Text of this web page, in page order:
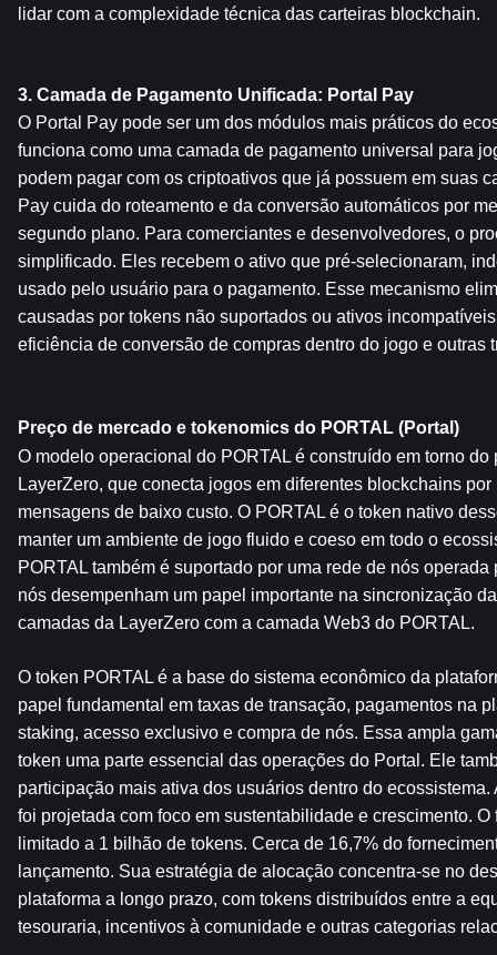
lidar com a complexidade técnica das carteiras blockchain.
3. Camada de Pagamento Unificada: Portal Pay
O Portal Pay pode ser um dos módulos mais práticos do
funciona como uma camada de pagamento universal para
podem pagar com os criptoativos que já possuem em suas
Pay cuida do roteamento e da conversão automáticos por
segundo plano. Para comerciantes e desenvolvedores, o
simplificado. Eles recebem o ativo que pré-selecionaram,
usado pelo usuário para o pagamento. Esse mecanismo
causadas por tokens não suportados ou ativos
eficiência de conversão de compras dentro do jogo e outras
Preço de mercado e tokenomics do PORTAL (Portal)
O modelo operacional do PORTAL é construído em torno
LayerZero, que conecta jogos em diferentes blockchains
mensagens de baixo custo. O PORTAL é o token nativo
manter um ambiente de jogo fluido e coeso em todo o
PORTAL também é suportado por uma rede de nós
nós desempenham um papel importante na sincronização
camadas da LayerZero com a camada Web3 do PORTAL.
O token PORTAL é a base do sistema econômico da
papel fundamental em taxas de transação, pagamentos na
staking, acesso exclusivo e compra de nós. Essa ampla
token uma parte essencial das operações do Portal. Ele
participação mais ativa dos usuários dentro do ecossistema.
foi projetada com foco em sustentabilidade e crescimento. O
limitado a 1 bilhão de tokens. Cerca de 16,7% do
lançamento. Sua estratégia de alocação concentra-se no
plataforma a longo prazo, com tokens distribuídos entre a
tesouraria, incentivos à comunidade e outras categorias